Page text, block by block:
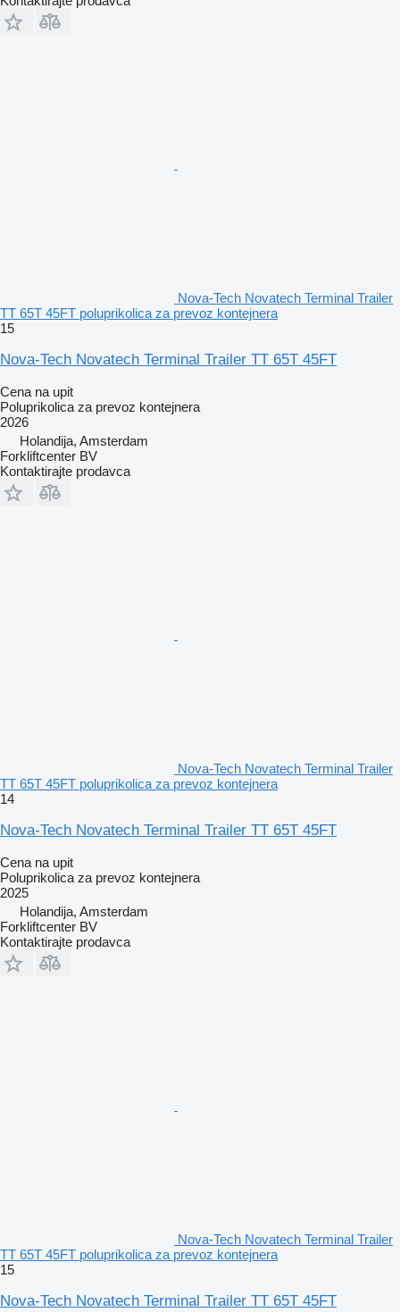
Nova-Tech Novatech Terminal Trailer
TT 65T 45FT poluprikolica za prevoz kontejnera
15
Nova-Tech Novatech Terminal Trailer TT 65T 45FT
Cena na upit
Poluprikolica za prevoz kontejnera
2026
Holandija, Amsterdam
Forkliftcenter BV
Kontaktirajte prodavca
Nova-Tech Novatech Terminal Trailer
TT 65T 45FT poluprikolica za prevoz kontejnera
14
Nova-Tech Novatech Terminal Trailer TT 65T 45FT
Cena na upit
Poluprikolica za prevoz kontejnera
2025
Holandija, Amsterdam
Forkliftcenter BV
Kontaktirajte prodavca
Nova-Tech Novatech Terminal Trailer
TT 65T 45FT poluprikolica za prevoz kontejnera
15
Nova-Tech Novatech Terminal Trailer TT 65T 45FT